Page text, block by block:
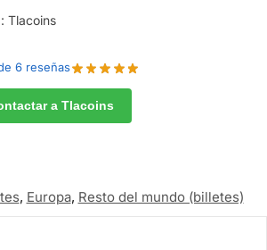
Tlacoins
6 reseñas
a Tlacoins
, Europa, Resto del mundo (billetes)